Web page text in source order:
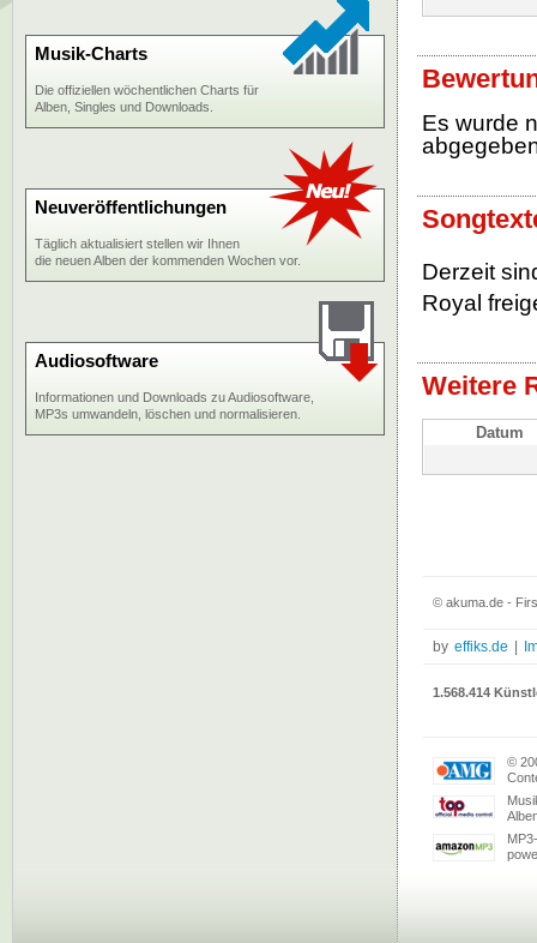
Es wurde
Derzeit
Royal
Weitere
Datum
Musik-Charts
Die offiziellen wöchentlichen Charts für
Alben, Singles und Downloads.
Neuveröffentlichungen
Täglich aktualisiert stellen wir Ihnen
die neuen Alben der kommenden Wochen vor.
Audiosoftware
Informationen und Downloads zu Audiosoftware,
MP3s umwandeln, löschen und normalisieren.
© akuma.de -
by effiks.de
1.568.414
©